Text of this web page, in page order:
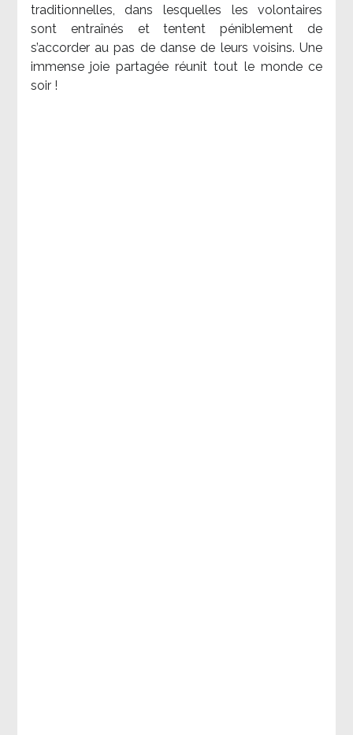
traditionnelles, dans lesquelles les volontaires
sont entraînés et tentent péniblement de
s’accorder au pas de danse de leurs voisins. Une
immense joie partagée réunit tout le monde ce
soir !